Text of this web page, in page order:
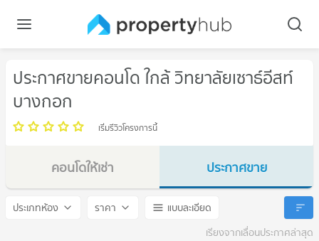
ประกาศขายคอนโด ใกล้ วิทยาลัยเซาธ์อีสท์
บางกอก
เริ่มรีวิวโครงการนี้
คอนโดให้เช่า
วิทยาลัยเซาธ์อีสท์บางกอก
ประกาศขาย
วิทยาลัยเซาธ์อีสท์บางกอก
ประเภทห้อง ราคา
แบบละเอียด
เรียงจากเลื่อนประกาศล่าสุด